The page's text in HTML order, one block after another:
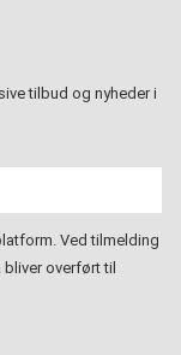
tilbud og nyheder i
Ved tilmelding
overført til